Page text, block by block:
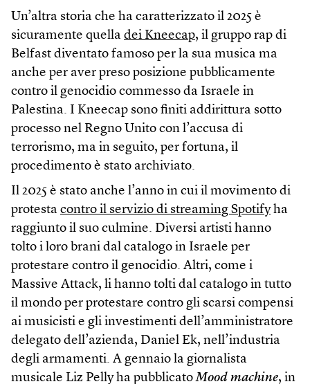
Un’altra storia che ha caratterizzato il 2025 è
sicuramente quella dei Kneecap, il gruppo rap di
Belfast diventato famoso per la sua musica ma
anche per aver preso posizione pubblicamente
contro il genocidio commesso da Israele in
Palestina. I Kneecap sono finiti addirittura sotto
processo nel Regno Unito con l’accusa di
terrorismo, ma in seguito, per fortuna, il
procedimento è stato archiviato.
Il 2025 è stato anche l’anno in cui il movimento di
protesta contro il servizio di streaming Spotifyha
raggiunto il suo culmine. Diversi artisti hanno
tolto i loro brani dal catalogo in Israele per
protestare contro il genocidio. Altri, come i
Massive Attack, li hanno tolti dal catalogo in tutto
il mondo per protestare contro gli scarsi compensi
ai musicisti e gli investimenti dell’amministratore
delegato dell’azienda, Daniel Ek, nell’industria
degli armamenti. A gennaio la giornalista
musicale Liz Pelly ha pubblicatoMood machine, in